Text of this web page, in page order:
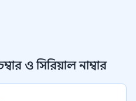
ও সিরিয়াল নাম্বার